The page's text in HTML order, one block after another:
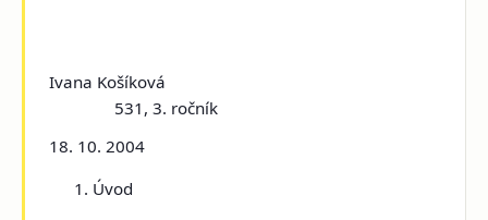
Ivana Košíková
531, 3. ročník
18. 10. 2004
Úvod